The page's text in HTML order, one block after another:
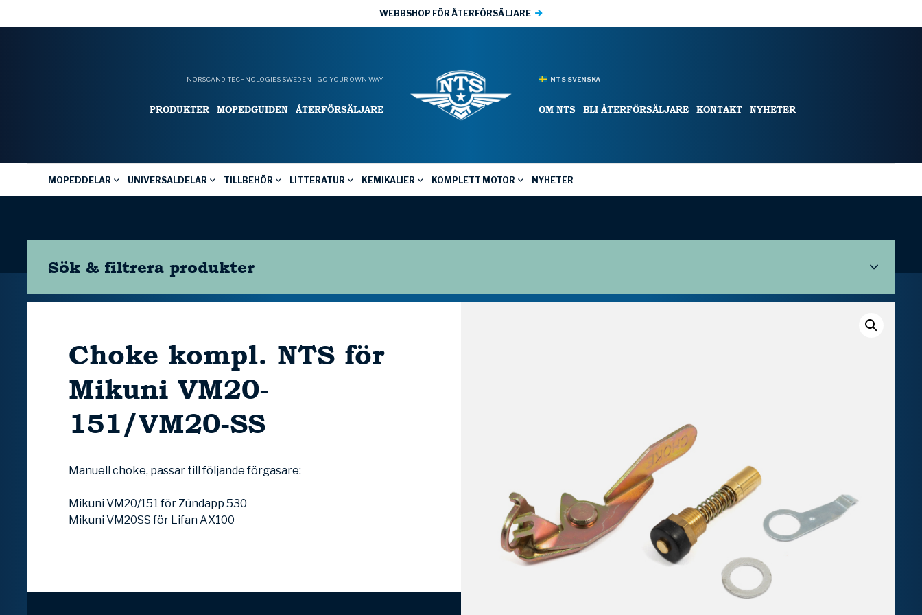
WEBBSHOP FÖR ÅTERFÖRSÄLJARE
NORSCAND TECHNOLOGIES SWEDEN - GO YOUR OWN WAY
PRODUKTER MOPEDGUIDEN ÅTERFÖRSÄLJARE
NTS SVENSKA
OM NTS BLI ÅTERFÖRSÄLJARE KONTAKT NYHETER
MOPEDDELAR UNIVERSALDELAR TILLBEHÖR LITTERATUR KEMIKALIER KOMPLETT MOTOR NYHETER
Sök & filtrera produkter
Choke kompl. NTS för
Mikuni VM20-
151/VM20-SS
Manuell choke, passar till följande förgasare:
Mikuni VM20/151 för Zündapp 530
Mikuni VM20SS för Lifan AX100